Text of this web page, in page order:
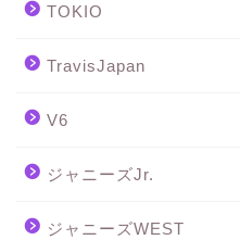
TOKIO
TravisJapan
V6
ジャニーズJr.
ジャニーズWEST